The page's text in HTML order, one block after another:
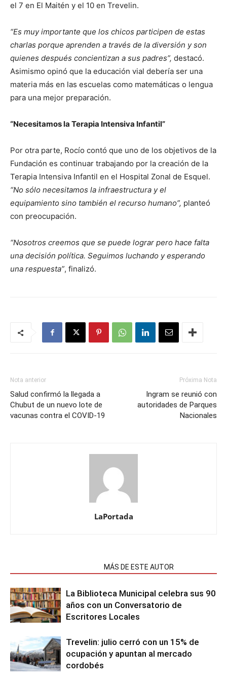
el 7 en El Maitén y el 10 en Trevelin.
“Es muy importante que los chicos participen de estas
charlas porque aprenden a través de la diversión y son
quienes después concientizan a sus padres”, destacó.
Asimismo opinó que la educación vial debería ser una
materia más en las escuelas como matemáticas o lengua
para una mejor preparación.
“Necesitamos la Terapia Intensiva Infantil”
Por otra parte, Rocío contó que uno de los objetivos de la
Fundación es continuar trabajando por la creación de la
Terapia Intensiva Infantil en el Hospital Zonal de Esquel.
“No sólo necesitamos la infraestructura y el
equipamiento sino también el recurso humano”, planteó
con preocupación.
“Nosotros creemos que se puede lograr pero hace falta
una decisión política. Seguimos luchando y esperando
una respuesta”, finalizó.
Nota anterior
Salud confirmó la llegada a
Chubut de un nuevo lote de
vacunas contra el COVID-19
Próxima Nota
Ingram se reunió con
autoridades de Parques
Nacionales
LaPortada
MÁS DE ESTE AUTOR
La Biblioteca Municipal celebra sus 90
años con un Conversatorio de
Escritores Locales
Trevelin: julio cerró con un 15% de
ocupación y apuntan al mercado
cordobés